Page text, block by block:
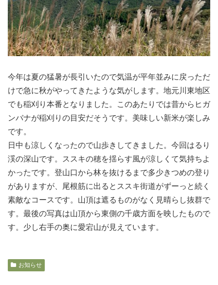
今年は夏の猛暑が長引いたので気温が平年並みに戻っただ
けで急に秋がやってきたような気がします。地元川東地区
でも稲刈り本番となりました。このあたりでは昔からヒガ
ンバナが稲刈りの目安だそうです。美味しい新米が楽しみ
です。
日中も涼しくなったので山歩きしてきました。今回はるり
渓の深山です。ススキの穂を揺らす風が涼しくて気持ちよ
かったです。登山口から林を抜けるまで多少きつめの登り
がありますが、尾根筋に出るとススキ街道がずーっと続く
素敵なコースです。山頂は遮るものがなく見晴らし抜群で
す。最後の写真は山頂から東側の千歳方面を映したもので
す。少し右手の奥に愛宕山が見えています。
お知らせ